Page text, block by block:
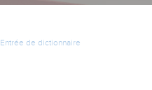
Entrée de dictionnaire